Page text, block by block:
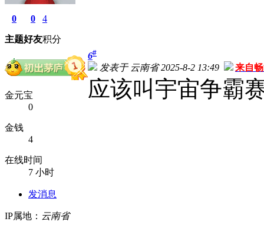
0
主题
0
好友
4
积分
金元宝
0
金钱
4
在线时间
7 小时
发消息
IP属地： 云南省
6#
发表于 云南省 2025-8-2 13:49 来自
应该叫宇宙争霸